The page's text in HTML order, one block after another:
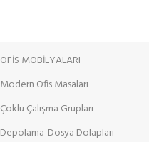
OFİS MOBİLYALARI
Modern Ofis Masaları
Çoklu Çalışma Grupları
Depolama-Dosya Dolapları